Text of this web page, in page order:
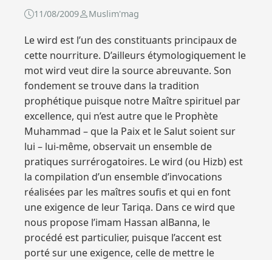
11/08/2009 Muslim'mag
Le wird est l’un des constituants principaux de
cette nourriture. D’ailleurs étymologiquement le
mot wird veut dire la source abreuvante. Son
fondement se trouve dans la tradition
prophétique puisque notre Maître spirituel par
excellence, qui n’est autre que le Prophète
Muhammad – que la Paix et le Salut soient sur
lui – lui-même, observait un ensemble de
pratiques surrérogatoires. Le wird (ou Hizb) est
la compilation d’un ensemble d’invocations
réalisées par les maîtres soufis et qui en font
une exigence de leur Tariqa. Dans ce wird que
nous propose l’imam Hassan al­Banna, le
procédé est particulier, puisque l’accent est
porté sur une exigence, celle de mettre le